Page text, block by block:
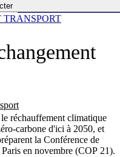
réchauffement climatique
carbone d'ici à 2050, et
la Conférence de
en novembre (COP 21).